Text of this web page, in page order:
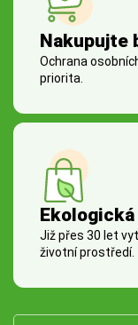
Nakupujte
Ochrana
priorita.
Již přes 30 let
životní prostředí.